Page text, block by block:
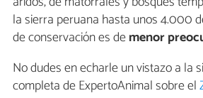
la sierra peruana hasta unos 4.000
de conservación es demenor
No dudes en echarle un vistazo a la
completa de ExpertoAnimal sobre el